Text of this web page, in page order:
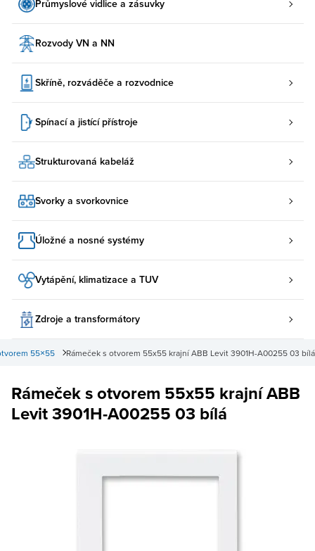
Průmyslové vidlice a zásuvky
Rozvody VN a NN
Skříně, rozváděče a rozvodnice
Spínací a jistící přístroje
Strukturovaná kabeláž
Svorky a svorkovnice
Úložné a nosné systémy
Vytápění, klimatizace a TUV
Zdroje a transformátory
Rámeček s otvorem 55x55 krajní ABB Levit 3901H-A00255 03 bílá
55×55
Rámeček s otvorem 55x55 krajní ABB
Levit 3901H-A00255 03 bílá